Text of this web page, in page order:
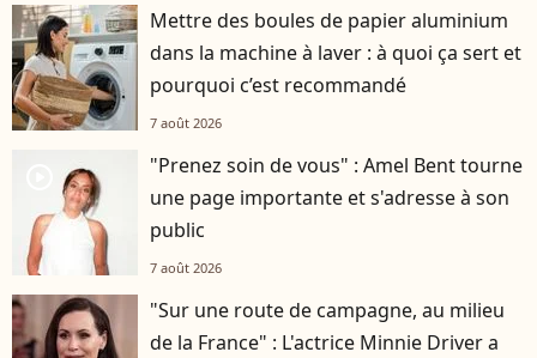
Mettre des boules de papier aluminium
dans la machine à laver : à quoi ça sert et
pourquoi c’est recommandé
7 août 2026
"Prenez soin de vous" : Amel Bent tourne
une page importante et s'adresse à son
public
7 août 2026
"Sur une route de campagne, au milieu
de la France" : L'actrice Minnie Driver a